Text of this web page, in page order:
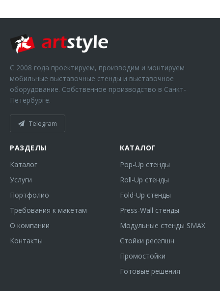
С 2008 года проектируем, производим и монтируем
мобильные выставочные стенды и выставочное
оборудование. Собственное производство в Санкт-
Петербурге.
Telegram
РАЗДЕЛЫ
Каталог
Услуги
Портфолио
Требования к макетам
О компании
Контакты
КАТАЛОГ
Pop-Up стенды
Roll-Up стенды
Fold-Up стенды
Press-Wall стенды
Модульные стенды SMAX
Стойки ресепшн
Промостойки
Готовые решения